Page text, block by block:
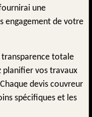
une
engagement de votre
totale
planifier vos travaux
devis couvreur
spécifiques et les